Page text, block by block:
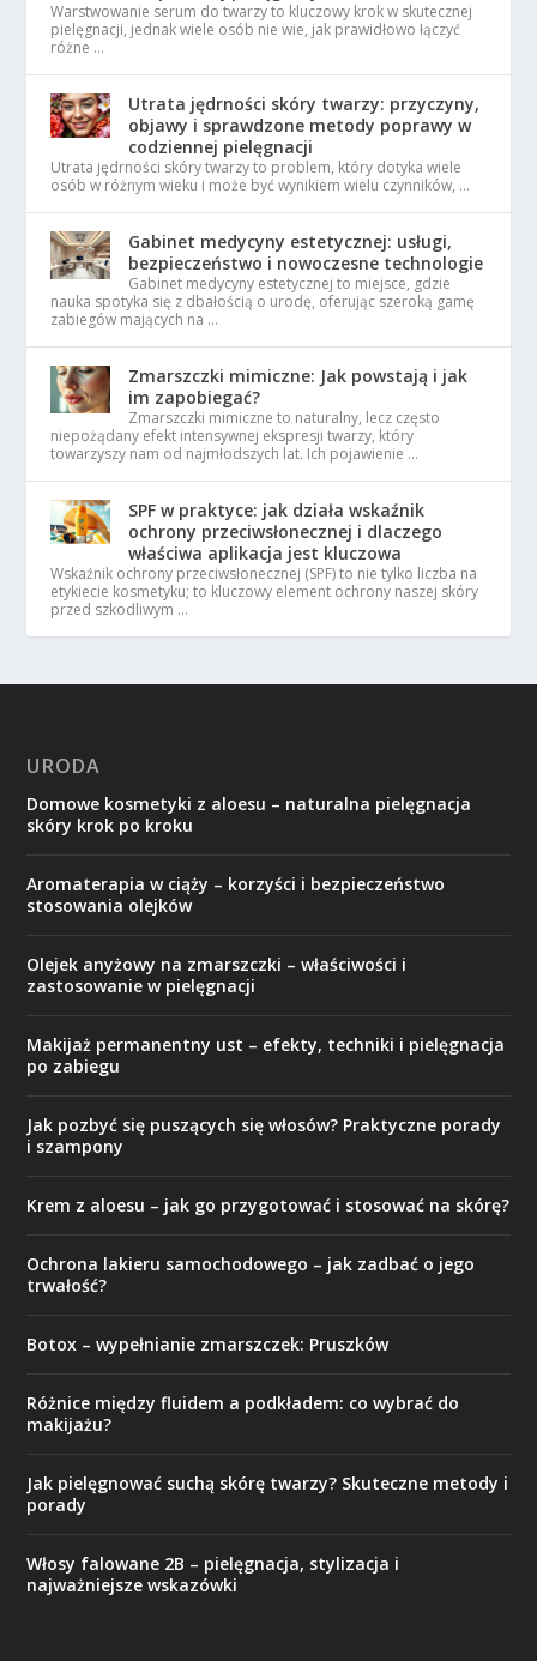
Warstwowanie serum do twarzy to kluczowy krok w skutecznej
pielęgnacji, jednak wiele osób nie wie, jak prawidłowo łączyć
różne …
Utrata jędrności skóry twarzy: przyczyny,
objawy i sprawdzone metody poprawy w
codziennej pielęgnacji
Utrata jędrności skóry twarzy to problem, który dotyka wiele
osób w różnym wieku i może być wynikiem wielu czynników, …
Gabinet medycyny estetycznej: usługi,
bezpieczeństwo i nowoczesne technologie
Gabinet medycyny estetycznej to miejsce, gdzie
nauka spotyka się z dbałością o urodę, oferując szeroką gamę
zabiegów mających na …
Zmarszczki mimiczne: Jak powstają i jak
im zapobiegać?
Zmarszczki mimiczne to naturalny, lecz często
niepożądany efekt intensywnej ekspresji twarzy, który
towarzyszy nam od najmłodszych lat. Ich pojawienie …
SPF w praktyce: jak działa wskaźnik
ochrony przeciwsłonecznej i dlaczego
właściwa aplikacja jest kluczowa
Wskaźnik ochrony przeciwsłonecznej (SPF) to nie tylko liczba na
etykiecie kosmetyku; to kluczowy element ochrony naszej skóry
przed szkodliwym …
URODA
Domowe kosmetyki z aloesu – naturalna pielęgnacja
skóry krok po kroku
Aromaterapia w ciąży – korzyści i bezpieczeństwo
stosowania olejków
Olejek anyżowy na zmarszczki – właściwości i
zastosowanie w pielęgnacji
Makijaż permanentny ust – efekty, techniki i pielęgnacja
po zabiegu
Jak pozbyć się puszących się włosów? Praktyczne porady
i szampony
Krem z aloesu – jak go przygotować i stosować na skórę?
Ochrona lakieru samochodowego – jak zadbać o jego
trwałość?
Botox – wypełnianie zmarszczek: Pruszków
Różnice między fluidem a podkładem: co wybrać do
makijażu?
Jak pielęgnować suchą skórę twarzy? Skuteczne metody i
porady
Włosy falowane 2B – pielęgnacja, stylizacja i
najważniejsze wskazówki